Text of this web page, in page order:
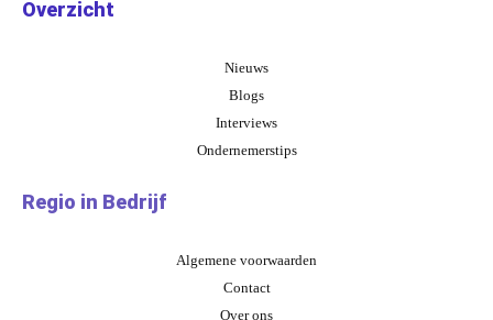
Overzicht
Nieuws
Blogs
Interviews
Ondernemerstips
Regio in Bedrijf
Algemene voorwaarden
Contact
Over ons